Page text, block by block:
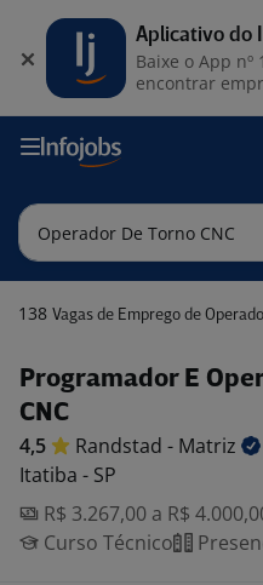
138 Vagas de Emprego de
Programador E
CNC
4,5 Randstad - Matriz
Itatiba - SP
R$ 3.267,00 a R$
Curso Técnico
Aplicativo do
Baixe o App
encontrar